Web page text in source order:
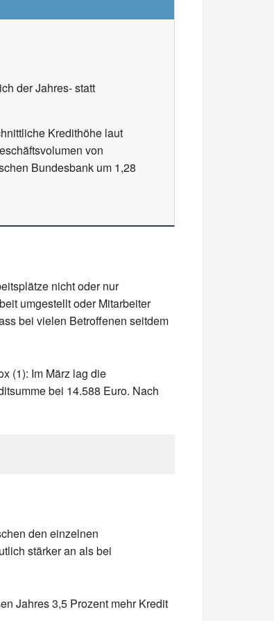
der Jahres- statt
Kredithöhe laut
von
Bundesbank um 1,28
nicht oder nur
umgestellt oder Mitarbeiter
bei vielen Betroffenen seitdem
(1): Im März lag die
bei 14.588 Euro. Nach
den einzelnen
stärker an als bei
Jahres 3,5 Prozent mehr Kredit